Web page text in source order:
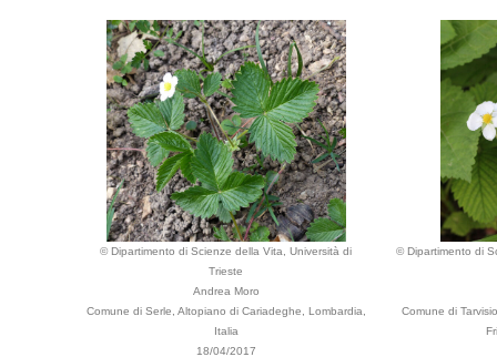
© Dipartimento di Scienze della Vita, Università di
Trieste
Andrea Moro
Comune di Serle, Altopiano di Cariadeghe, Lombardia,
Italia
18/04/2017
© Dipartimento di
Comune di